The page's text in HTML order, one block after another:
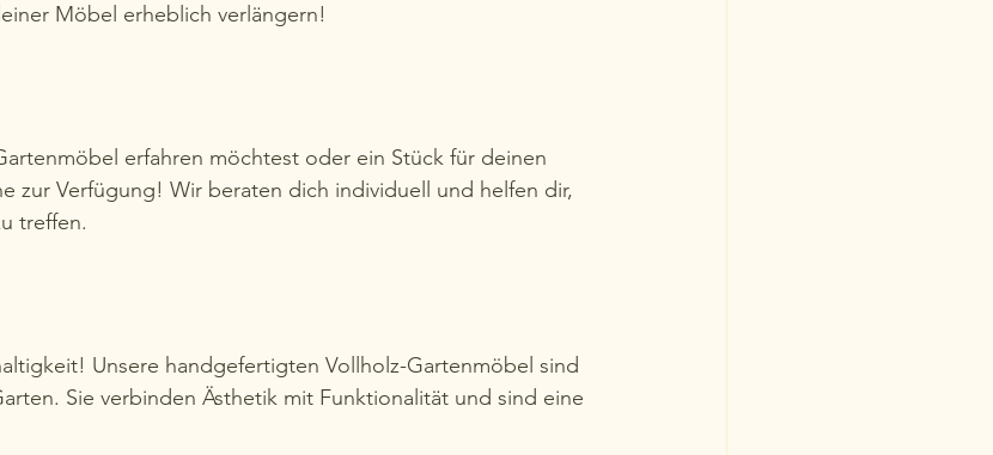
Möbel erheblich verlängern!
erfahren möchtest oder ein Stück für deinen
zur Verfügung! Wir beraten dich individuell und helfen dir,
treffen.
Unsere handgefertigten Vollholz-Gartenmöbel sind
Sie verbinden Ästhetik mit Funktionalität und sind eine